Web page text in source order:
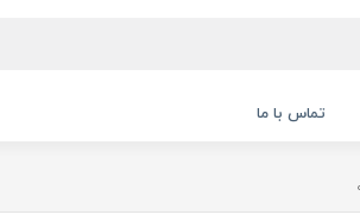
تماس با ما